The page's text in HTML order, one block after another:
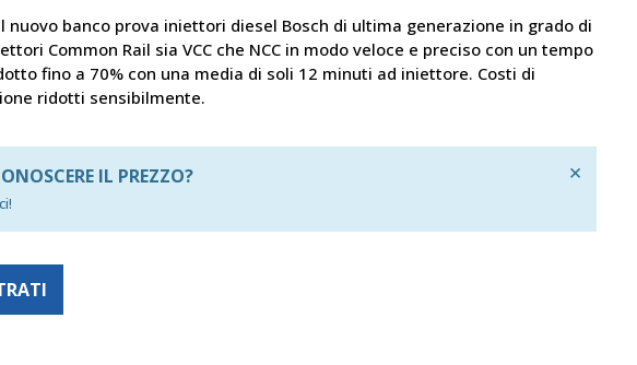
nuovo banco prova iniettori diesel Bosch di ultima generazione in grado di
Common Rail sia VCC che NCC in modo veloce e preciso con un tempo
fino a 70% con una media di soli 12 minuti ad iniettore. Costi di
ridotti sensibilmente.
IL PREZZO? ×